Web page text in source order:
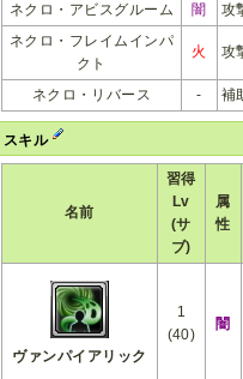
ネクロ・アビスグルーム
闇 攻
ネクロ・フレイムインパ
クト
火 攻
ネクロ・リバース - 補
スキル
名前
習得
Lv
(サ
ブ)
属
性
ヴァンパイアリック
1
(40)
闇